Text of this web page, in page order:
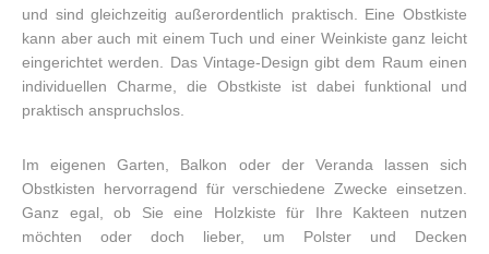
und sind gleichzeitig außerordentlich praktisch. Eine Obstkiste
kann aber auch mit einem Tuch und einer Weinkiste ganz leicht
eingerichtet werden. Das Vintage-Design gibt dem Raum einen
individuellen Charme, die Obstkiste ist dabei funktional und
praktisch anspruchslos.
Im eigenen Garten, Balkon oder der Veranda lassen sich
Obstkisten hervorragend für verschiedene Zwecke einsetzen.
Ganz egal, ob Sie eine Holzkiste für Ihre Kakteen nutzen
möchten oder doch lieber, um Polster und Decken